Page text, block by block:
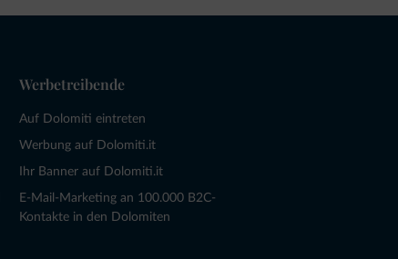
Werbetreibende
Auf Dolomiti eintreten
Werbung auf Dolomiti.it
Ihr Banner auf Dolomiti.it
E-Mail-Marketing an 100.000 B2C-
Kontakte in den Dolomiten